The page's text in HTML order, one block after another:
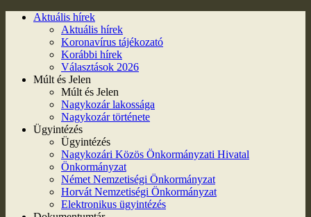
Aktuális hírek
Aktuális hírek
Koronavírus tájékozató
Korábbi hírek
Választások 2026
Múlt és Jelen
Múlt és Jelen
Nagykozár lakossága
Nagykozár története
Ügyintézés
Ügyintézés
Nagykozári Közös Önkormányzati Hivatal
Önkormányzat
Német Nemzetiségi Önkormányzat
Horvát Nemzetiségi Önkormányzat
Elektronikus ügyintézés